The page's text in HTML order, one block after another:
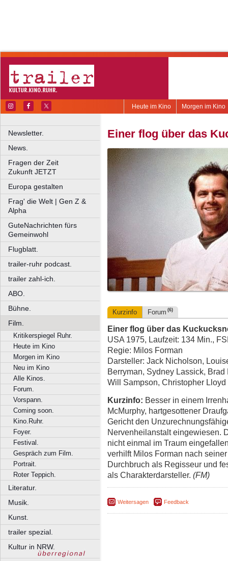
Morgen im Kino
Heute im Kino
Newsletter.
News.
Fragen der Zeit
Zukunft JETZT
Europa gestalten
Frag' die Welt | Gen Z &
Alpha
GuteNachrichten fürs
Gemeinwohl
Flugblatt.
trailer-ruhr podcast.
trailer zahl-ich.
ABO.
Bühne.
Film.
Kritikerspiegel Ruhr.
Heute im Kino
Morgen im Kino
Neu im Kino
Alle Kinos.
Forum.
Vorspann.
Coming soon.
Kino.Ruhr.
Foyer.
Festival.
Gespräch zum Film.
Portrait.
Roter Teppich.
Literatur.
Musik.
Kunst.
trailer spezial.
Kultur in NRW.
Einer flog über das
Kurzinfo Forum (6)
Einer flog über das
USA 1975, Laufzeit: 134 Min.,
Regie: Milos Forman
Darsteller: Jack Nicholson,
Berryman, Sydney Lassick,
Will Sampson, Christopher Lloyd
Kurzinfo: Besser in einem
McMurphy, hartgesottener
Gericht den
Nervenheilanstalt eingewiesen.
nicht einmal im Traum
verhilft Milos Forman nach
Durchbruch als Regisseur und
als Charakterdarsteller. (FM)
Weitersagen Feedback